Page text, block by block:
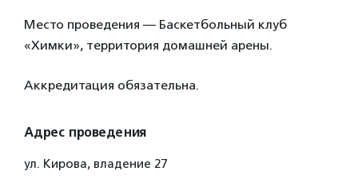
Место проведения — Баскетбольный клуб
«Химки», территория домашней арены.
Аккредитация обязательна.
Адрес проведения
ул. Кирова, владение 27